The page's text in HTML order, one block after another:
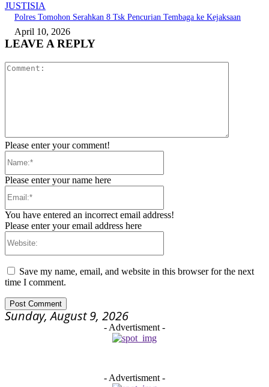
JUSTISIA
Polres Tomohon Serahkan 8 Tsk Pencurian Tembaga ke Kejaksaan
April 10, 2026
LEAVE A REPLY
Please enter your comment!
Please enter your name here
You have entered an incorrect email address!
Please enter your email address here
Save my name, email, and website in this browser for the next
time I comment.
Sunday, August 9, 2026
- Advertisment -
- Advertisment -